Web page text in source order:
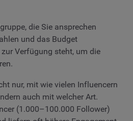
die Sie ansprechen
und das Budget
Verfügung steht, um die
nur, mit wie vielen Influencern
auch mit welcher Art.
(1.000–100.000 Follower)